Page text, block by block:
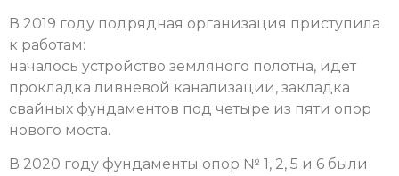
В 2019 году подрядная организация приступила
к работам:
началось устройство земляного полотна, идет
прокладка ливневой канализации, закладка
свайных фундаментов под четыре из пяти опор
нового моста.
В 2020 году фундаменты опор № 1, 2, 5 и 6 были